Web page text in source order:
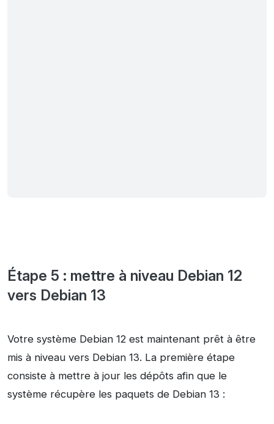
Étape 5 : mettre à niveau Debian 12
vers Debian 13
Votre système Debian 12 est maintenant prêt à être
mis à niveau vers Debian 13. La première étape
consiste à mettre à jour les dépôts afin que le
système récupère les paquets de Debian 13 :